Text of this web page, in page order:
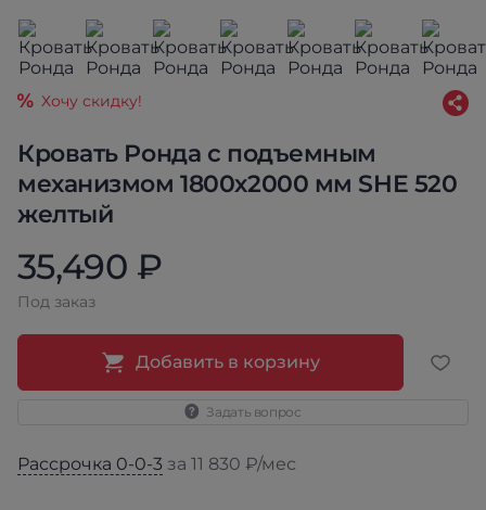
Кровать Ронда с подъемным
механизмом 1800х2000 мм SHE 520
желтый
Хочу скидку!
35,490 ₽
Под заказ
Добавить в корзину
Задать вопрос
Рассрочка 0-0-3 за 11 830 ₽/мес